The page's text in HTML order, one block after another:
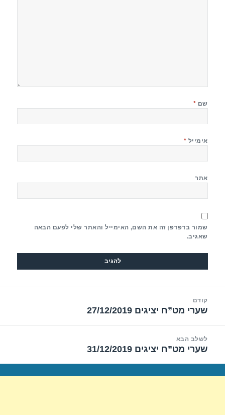
שם *
אימייל *
אתר
שמור בדפדפן זה את השם, האימייל והאתר שלי לפעם הבאה
שאגיב.
קודם
הפוסט
שערי מט”ח יציגים 27/12/2019
לשלב הבא
הפוסט
שערי מט”ח יציגים 31/12/2019